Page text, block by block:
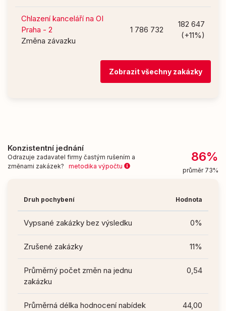
Chlazení kanceláří na OI
Praha - 2
Změna závazku
1 786 732
182 647
(+11%)
Zobrazit všechny zakázky
Konzistentní jednání
Odrazuje zadavatel firmy častým rušením a
změnami zakázek? metodika výpočtu
86%
průměr 73%
Druh pochybení Hodnota
Vypsané zakázky bez výsledku 0%
Zrušené zakázky 11%
Průměrný počet změn na jednu
zakázku
0,54
Průměrná délka hodnocení nabídek
44,00